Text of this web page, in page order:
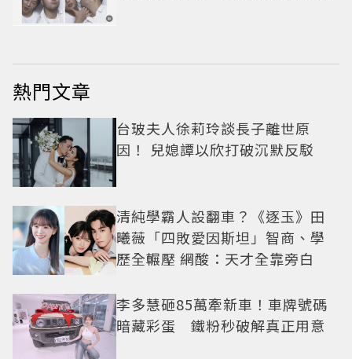
熱門文章
台玻夫人徐莉玲談長子離世原
因！ 兒媳譚以欣打破沉默反駁
清純學霸人設翻車？《逐玉》田
曦薇「四敗愛因斯坦」智商、學
歷全輾壓 網酸：天才全靠旁白
李多慧砸85萬牽新車！車牌號碼
暗藏彩蛋 鐵粉秒破解真正用意